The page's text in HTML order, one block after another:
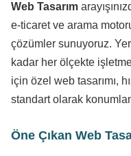
Web Tasarım
e-ticaret ve arama
çözümler sunuyoruz.
kadar her ölçekte
için özel web tasarımı,
standart olarak
Öne Çıkan Web